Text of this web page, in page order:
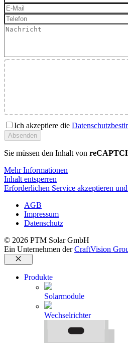
Ich akzeptiere die
Sie müssen den Inhalt von
Mehr Informationen
Inhalt entsperren
Erforderlichen Service akzeptieren
AGB
Impressum
Datenschutz
© 2026 PTM Solar GmbH
Ein Unternehmen derCraftVision
Schließen
Produkte
Solarmodule
Wechselrichter